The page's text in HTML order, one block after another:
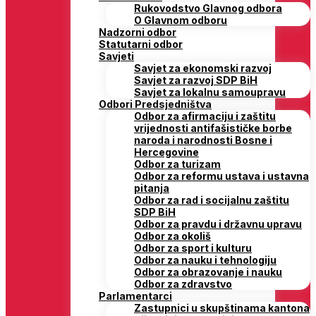
Rukovodstvo Glavnog odbora
O Glavnom odboru
Nadzorni odbor
Statutarni odbor
Savjeti
Savjet za ekonomski razvoj
Savjet za razvoj SDP BiH
Savjet za lokalnu samoupravu
Odbori Predsjedništva
Odbor za afirmaciju i zaštitu
vrijednosti antifašističke borbe
naroda i narodnosti Bosne i
Hercegovine
Odbor za turizam
Odbor za reformu ustava i ustavna
pitanja
Odbor za rad i socijalnu zaštitu
SDP BiH
Odbor za pravdu i državnu upravu
Odbor za okoliš
Odbor za sport i kulturu
Odbor za nauku i tehnologiju
Odbor za obrazovanje i nauku
Odbor za zdravstvo
Parlamentarci
Zastupnici u skupštinama kantona